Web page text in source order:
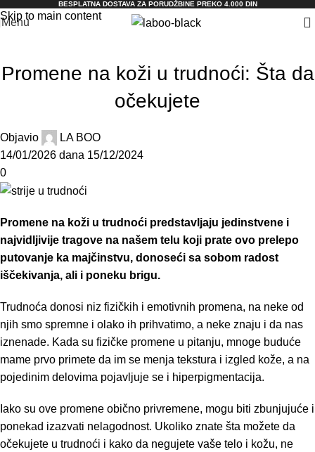
Skip to main content
BESPLATNA DOSTAVA ZA PORUDŽBINE PREKO 4.000 DIN
Menu
Promene na koži u trudnoći: Šta da
očekujete
Objavio
LA BOO
14/01/2026 dana 15/12/2024
0
Promene na koži u trudnoći predstavljaju jedinstvene i
najvidljivije tragove na našem telu koji prate ovo prelepo
putovanje ka majčinstvu, donoseći sa sobom radost
iščekivanja, ali i poneku brigu.
Trudnoća donosi niz fizičkih i emotivnih promena, na neke od
njih smo spremne i olako ih prihvatimo, a neke znaju i da nas
iznenade. Kada su fizičke promene u pitanju, mnoge buduće
mame prvo primete da im se menja tekstura i izgled kože, a na
pojedinim delovima pojavljuje se i hiperpigmentacija.
Iako su ove promene obično privremene, mogu biti zbunjujuće i
ponekad izazvati nelagodnost. Ukoliko znate šta možete da
očekujete u trudnoći i kako da negujete vaše telo i kožu, ne